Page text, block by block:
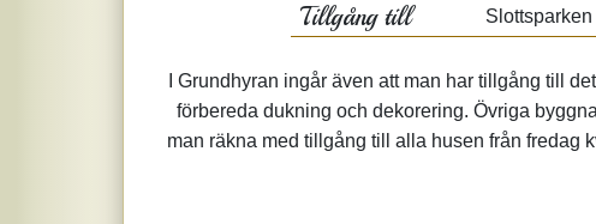
Tillgång till
I Grundhyran ingår även att man har tillgång till
förbereda dukning och dekorering. Övriga
man räkna med tillgång till alla husen från fredag